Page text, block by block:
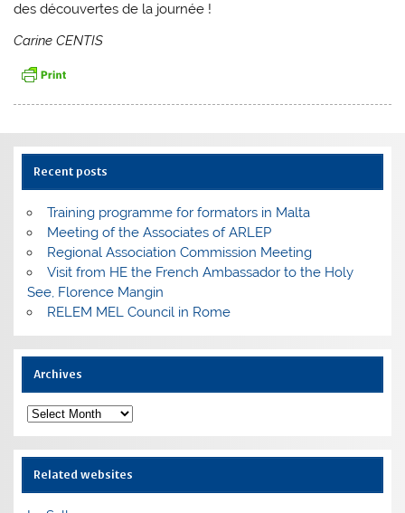
des découvertes de la journée !
Carine CENTIS
Recent posts
Training programme for formators in Malta
Meeting of the Associates of ARLEP
Regional Association Commission Meeting
Visit from HE the French Ambassador to the Holy
See, Florence Mangin
RELEM MEL Council in Rome
Archives
Archives
Related websites